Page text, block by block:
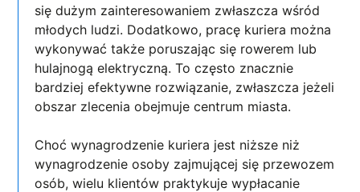
się dużym zainteresowaniem zwłaszcza wśród
młodych ludzi. Dodatkowo, pracę kuriera można
wykonywać także poruszając się rowerem lub
hulajnogą elektryczną. To często znacznie
bardziej efektywne rozwiązanie, zwłaszcza jeżeli
obszar zlecenia obejmuje centrum miasta.
Choć wynagrodzenie kuriera jest niższe niż
wynagrodzenie osoby zajmującej się przewozem
osób, wielu klientów praktykuje wypłacanie